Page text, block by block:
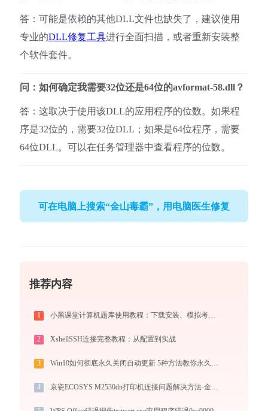
答：可能是依赖的其他DLL文件也缺失了，建议使用
专业的DLL修复工具进行全面扫描，或者重新安装整
个软件套件。
问：如何确定我需要32位还是64位的avformat-58.dll？
答：这取决于使用该DLL的应用程序的位数。如果程
序是32位的，需要32位DLL；如果是64位程序，需要
64位DLL。可以在任务管理器中查看程序的位数。
可在电脑上搜索“金山毒霸”，用电脑医生修复
推荐内容
1 小黑课堂计算机题库使用教程：下载安装、模拟考试与高效刷题全攻略
2 XshellSSH连接完整教程：从配置到实战
3 Win10如何彻底永久关闭自动更新 5种方法教你永久关闭win10自动更新
4 京瓷ECOSYS M2530dn打印机连接问题解决方法-金山毒霸